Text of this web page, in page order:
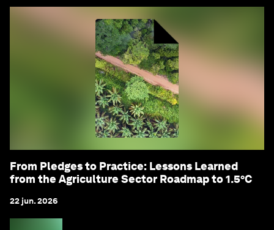
From Pledges to Practice: Lessons Learned
from the Agriculture Sector Roadmap to 1.5°C
22 jun. 2026